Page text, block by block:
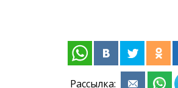
Рассылка: